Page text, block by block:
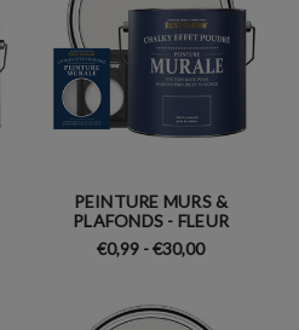
PEINTURE MURS &
PLAFONDS - FLEUR
€0,99 - €30,00